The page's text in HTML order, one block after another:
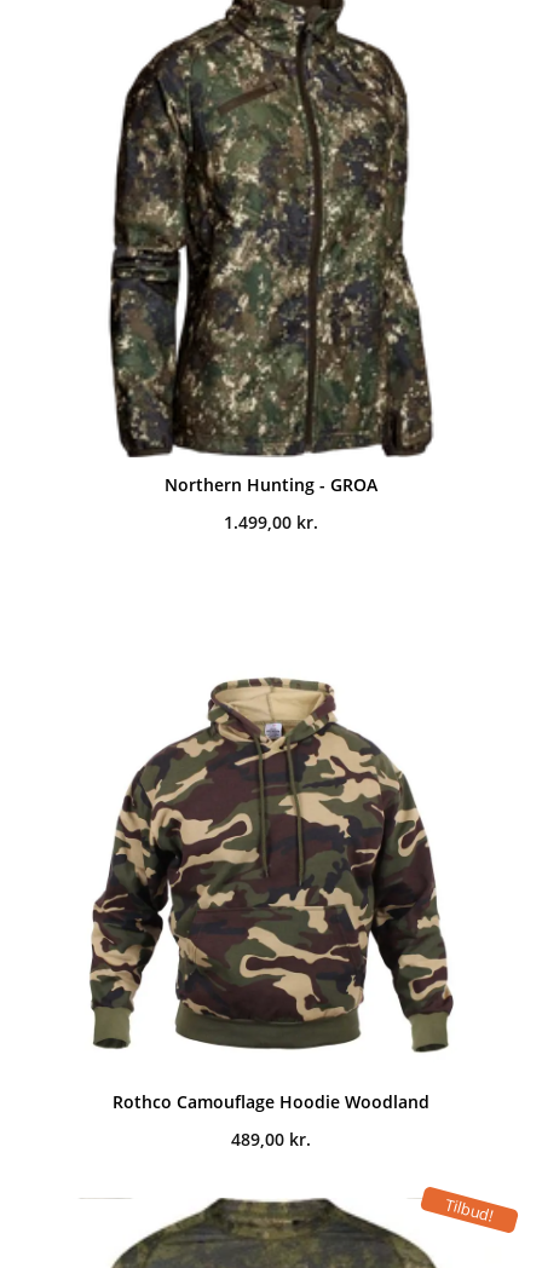
Northern Hunting - GROA
1.499,00 kr.
Rothco Camouflage Hoodie Woodland
489,00 kr.
Tilbud!